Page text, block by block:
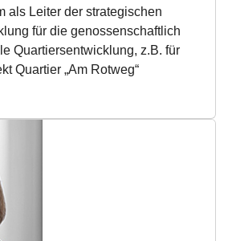
als Leiter der strategischen
für die genossenschaftlich
Quartiersentwicklung, z.B. für
Quartier „Am Rotweg“